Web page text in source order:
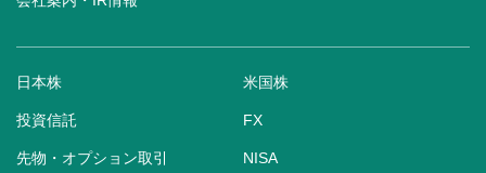
日本株 米国株
投資信託 FX
先物・オプション取引 NISA